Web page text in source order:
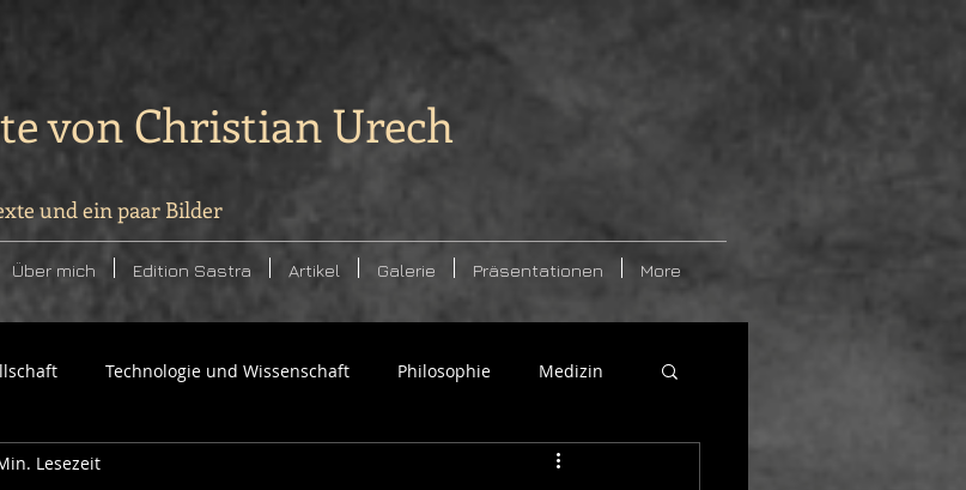
von Christian Urech
und ein paar Bilder
Über mich Edition Sastra Artikel Galerie Präsentationen More
Technologie und Wissenschaft Philosophie Medizin
Lesezeit